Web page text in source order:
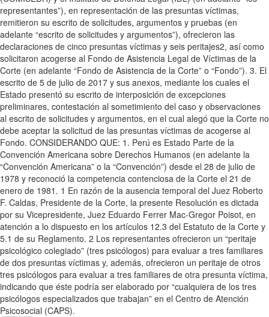
representantes”), en representación de las presuntas víctimas,
remitieron su escrito de solicitudes, argumentos y pruebas (en
adelante “escrito de solicitudes y argumentos”), ofrecieron las
declaraciones de cinco presuntas víctimas y seis peritajes2, así como
solicitaron acogerse al Fondo de Asistencia Legal de Víctimas de la
Corte (en adelante “Fondo de Asistencia de la Corte” o “Fondo”). 3. El
escrito de 5 de julio de 2017 y sus anexos, mediante los cuales el
Estado presentó su escrito de interposición de excepciones
preliminares, contestación al sometimiento del caso y observaciones
al escrito de solicitudes y argumentos, en el cual alegó que la Corte no
debe aceptar la solicitud de las presuntas víctimas de acogerse al
Fondo. CONSIDERANDO QUE: 1. Perú es Estado Parte de la
Convención Americana sobre Derechos Humanos (en adelante la
“Convención Americana” o la “Convención”) desde el 28 de julio de
1978 y reconoció la competencia contenciosa de la Corte el 21 de
enero de 1981. 1 En razón de la ausencia temporal del Juez Roberto
F. Caldas, Presidente de la Corte, la presente Resolución es dictada
por su Vicepresidente, Juez Eduardo Ferrer Mac-Gregor Poisot, en
atención a lo dispuesto en los artículos 12.3 del Estatuto de la Corte y
5.1 de su Reglamento. 2 Los representantes ofrecieron un “peritaje
psicológico colegiado” (tres psicólogos) para evaluar a tres familiares
de dos presuntas víctimas y, además, ofrecieron un peritaje de otros
tres psicólogos para evaluar a tres familiares de otra presunta víctima,
indicando que éste podría ser elaborado por “cualquiera de los tres
psicólogos especializados que trabajan” en el Centro de Atención
Psicosocial (CAPS).